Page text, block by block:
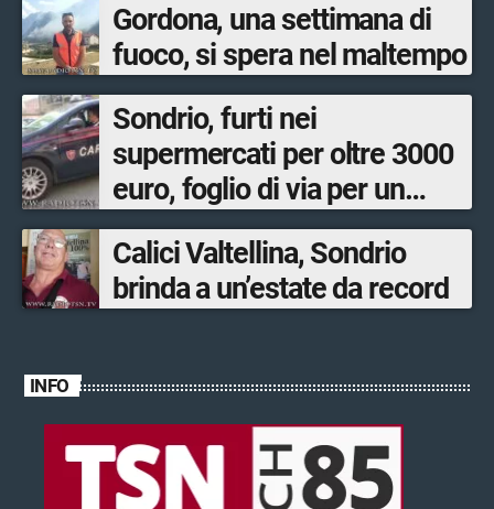
Gordona, una settimana di
fuoco, si spera nel maltempo
Sondrio, furti nei
supermercati per oltre 3000
euro, foglio di via per un
ventinovenne
Calici Valtellina, Sondrio
brinda a un’estate da record
INFO